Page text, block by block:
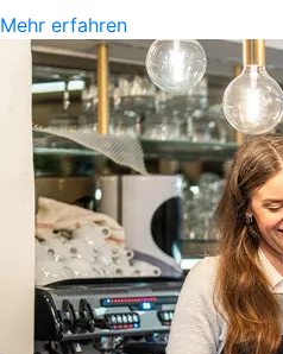
Mehr erfahren